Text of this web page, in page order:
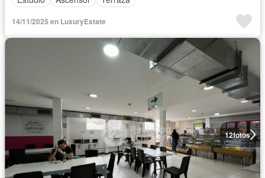
14/11/2025 en LuxuryEstate
12fotos